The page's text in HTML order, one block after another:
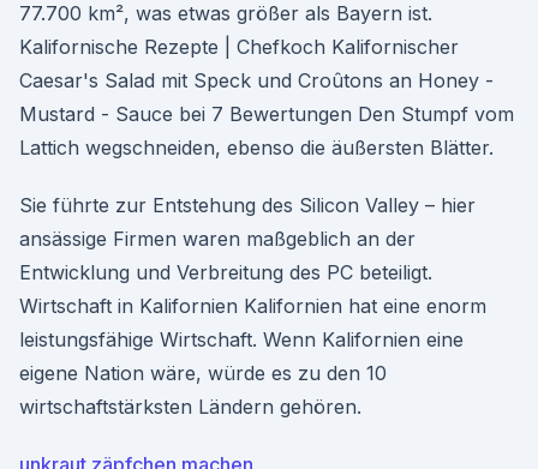
77.700 km², was etwas größer als Bayern ist.
Kalifornische Rezepte | Chefkoch Kalifornischer
Caesar's Salad mit Speck und Croûtons an Honey -
Mustard - Sauce bei 7 Bewertungen Den Stumpf vom
Lattich wegschneiden, ebenso die äußersten Blätter.
Sie führte zur Entstehung des Silicon Valley – hier
ansässige Firmen waren maßgeblich an der
Entwicklung und Verbreitung des PC beteiligt.
Wirtschaft in Kalifornien Kalifornien hat eine enorm
leistungsfähige Wirtschaft. Wenn Kalifornien eine
eigene Nation wäre, würde es zu den 10
wirtschaftstärksten Ländern gehören.
unkraut zäpfchen machen